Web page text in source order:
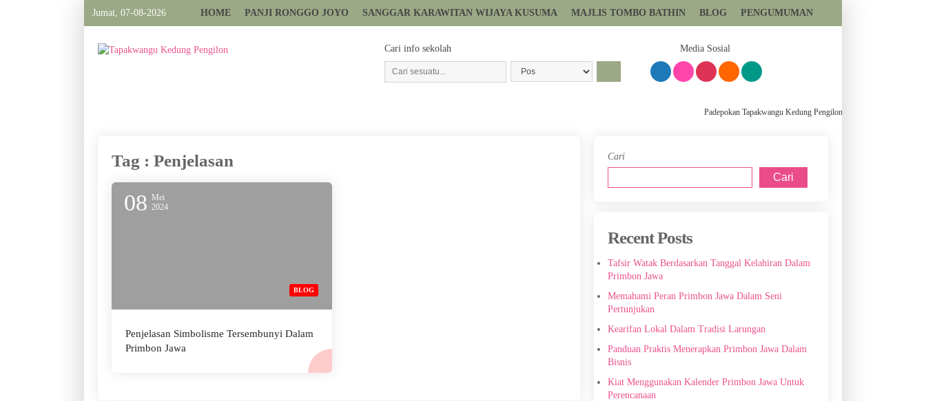
Jumat, 07-08-2026 HOME PANJI RONGGO JOYO SANGGAR KARAWITAN WIJAYA KUSUMA MAJLIS TOMBO BATHIN BLOG PENGUMUMAN
Cari info sekolah
Media Sosial
Padepokan Tapakwangu Kedung Pengilon Kec Pangkah Kabupaten
Tag : Penjelasan
08 Mei
2024
BLOG
Penjelasan Simbolisme Tersembunyi Dalam
Primbon Jawa
Cari
Cari
Recent Posts
Tafsir Watak Berdasarkan Tanggal Kelahiran Dalam
Primbon Jawa
Memahami Peran Primbon Jawa Dalam Seni
Pertunjukan
Kearifan Lokal Dalam Tradisi Larungan
Panduan Praktis Menerapkan Primbon Jawa Dalam
Bisnis
Kiat Menggunakan Kalender Primbon Jawa Untuk
Perencanaan